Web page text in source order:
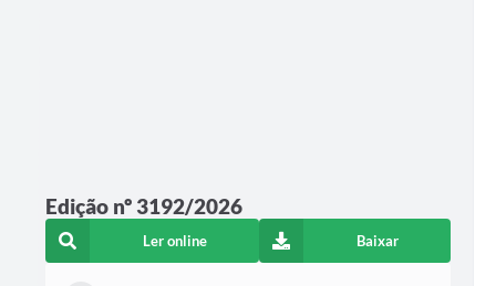
Edição nº 3192/2026
Ler online Baixar